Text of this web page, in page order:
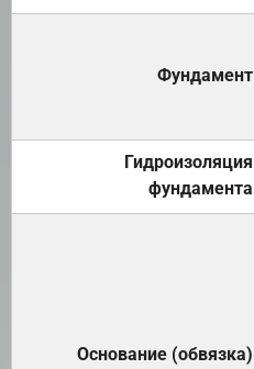
Фундамент
Гидроизоляция
фундамента
Основание (обвязка)